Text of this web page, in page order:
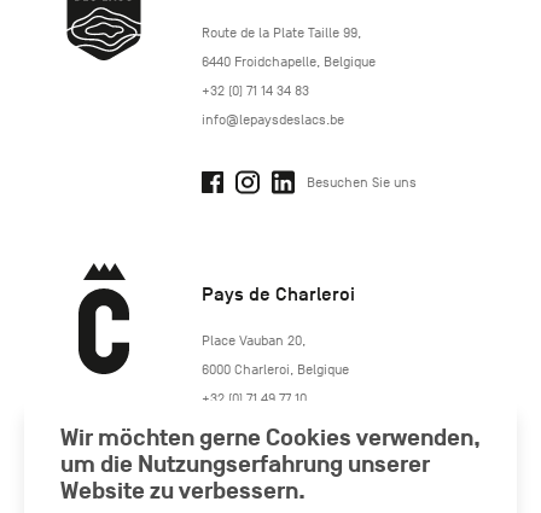
http://www.lepaysdeslacs.be/
Route de la Plate Taille 99,
6440 Froidchapelle, Belgique
+32 (0) 71 14 34 83
info@lepaysdeslacs.be
Besuchen Sie uns
Pays de Charleroi
https://www.paysdecharleroi.be/
Place Vauban 20,
6000 Charleroi, Belgique
+32 (0) 71 49 77 10
maison.tourisme@charleroi.be
Besuchen Sie uns
Wir möchten gerne Cookies verwenden,
um die Nutzungserfahrung unserer
Website zu verbessern.